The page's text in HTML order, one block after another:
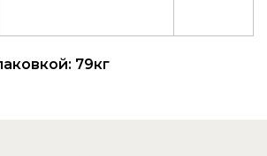
79кг